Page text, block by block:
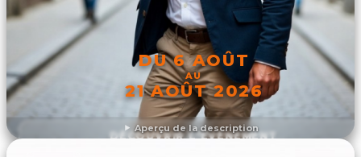
Aperçu de la description
DU 6 AOÛT
AU
21 AOÛT 2026
DÉCOUVRIR L'ÉVÉNEMENT